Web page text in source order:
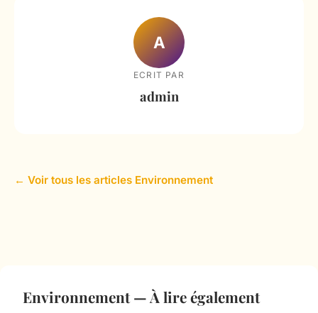
A
ECRIT PAR
admin
← Voir tous les articles Environnement
Environnement — À lire également